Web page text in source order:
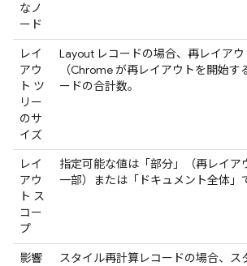
なノ
ード
レイ
アウ
ト ツ
リー
のサ
イズ
Layout レコードの場合、再レイアウ
（Chrome が再レイアウトを開始す
ードの合計数。
レイ
アウ
ト ス
コー
プ
指定可能な値は「部分」（再レイア
一部）または「ドキュメント全体」
影響
スタイル再計算レコードの場合、ス